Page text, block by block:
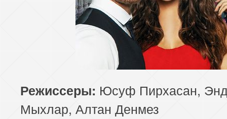
Режиссеры: Юсуф Пирхасан,
Мыхлар, Алтан Денмез